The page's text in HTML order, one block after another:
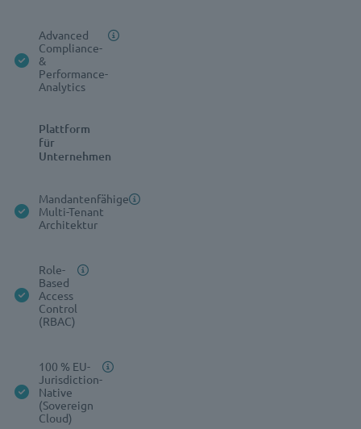
Advanced
Compliance-
&
Performance-
Analytics
Plattform
für
Unternehmen
Mandantenfähige
Multi-Tenant
Architektur
Role-
Based
Access
Control
(RBAC)
100 % EU-
Jurisdiction-
Native
(Sovereign
Cloud)